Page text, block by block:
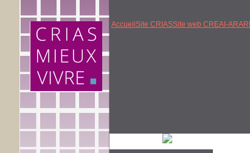
Accueil Site CRIASSite web CREAI-ARA